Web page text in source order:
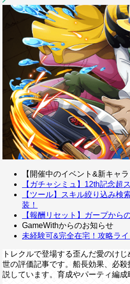
【開催中のイベント&新キャラ
【ガチャシミュ】12th記念超
【ツール】スキル絞り込み検
装！
【報酬リセット】ガープから
GameWithからのお知らせ
未経験可&完全在宅！攻略ライ
トレクルで登場する歪んだ愛のけ
世の評価記事です。船長効果、必
説しています。育成やパーティ編成